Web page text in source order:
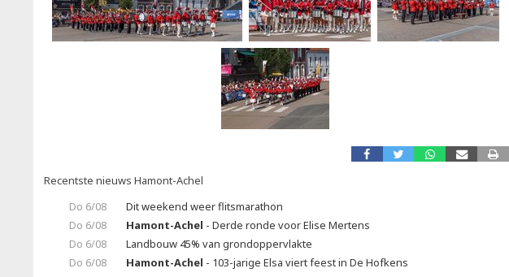
Recentste nieuws Hamont-Achel
Do 6/08
Dit weekend weer flitsmarathon
Do 6/08
Hamont-Achel - Derde ronde voor Elise Mertens
Do 6/08
Landbouw 45% van grondoppervlakte
Do 6/08
Hamont-Achel - 103-jarige Elsa viert feest in De Hofkens